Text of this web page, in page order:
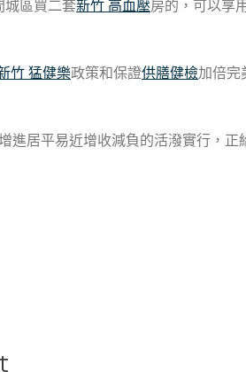
城區買二套新竹 高血壓房的，可以享
竹 猛健樂政策和保證供膳健檢加倍完
進居平易近增收減負的活潑實行，